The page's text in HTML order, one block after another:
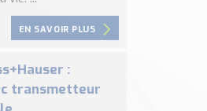
EN SAVOIR PLUS
:
transmetteur